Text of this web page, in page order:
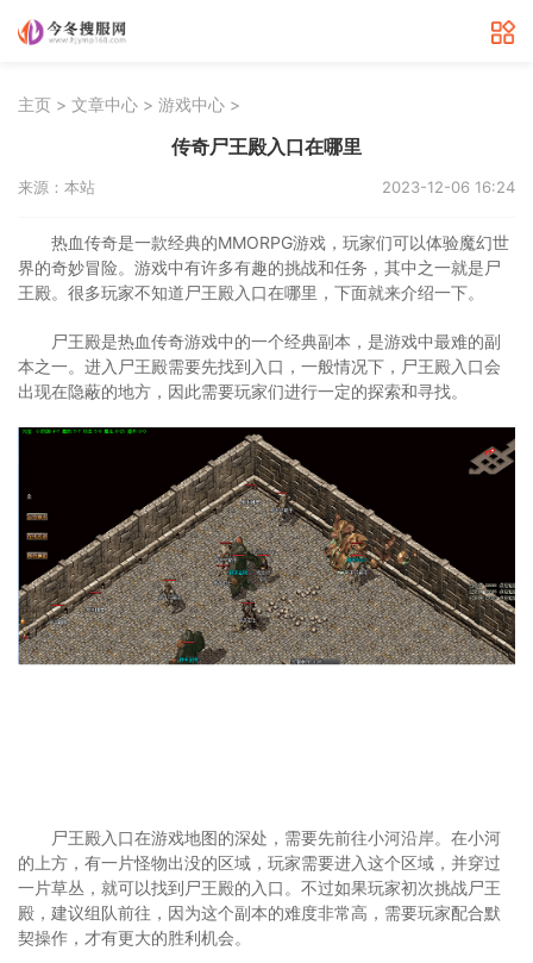
主页 > 文章中心 > 游戏中心 >
传奇尸王殿入口在哪里
来源：本站 2023-12-06 16:24
热血传奇是一款经典的MMORPG游戏，玩家们可以体验魔幻世
界的奇妙冒险。游戏中有许多有趣的挑战和任务，其中之一就是尸
王殿。很多玩家不知道尸王殿入口在哪里，下面就来介绍一下。
尸王殿是热血传奇游戏中的一个经典副本，是游戏中最难的副
本之一。进入尸王殿需要先找到入口，一般情况下，尸王殿入口会
出现在隐蔽的地方，因此需要玩家们进行一定的探索和寻找。
尸王殿入口在游戏地图的深处，需要先前往小河沿岸。在小河
的上方，有一片怪物出没的区域，玩家需要进入这个区域，并穿过
一片草丛，就可以找到尸王殿的入口。不过如果玩家初次挑战尸王
殿，建议组队前往，因为这个副本的难度非常高，需要玩家配合默
契操作，才有更大的胜利机会。